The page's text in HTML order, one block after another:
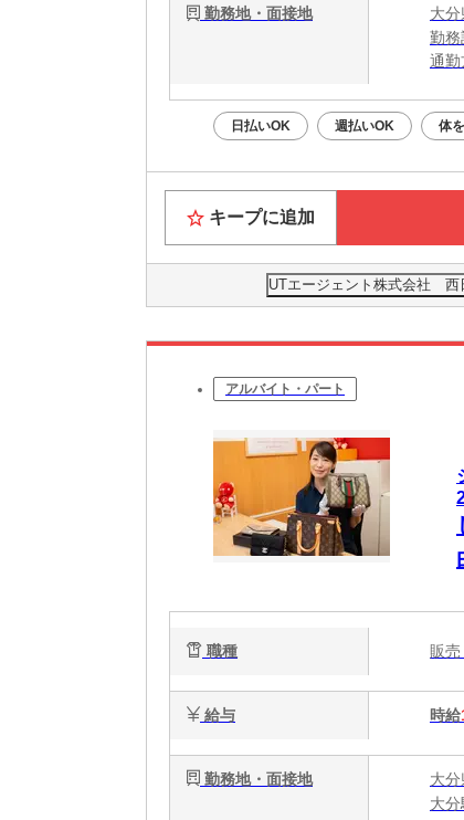
勤務地・面接地
大
勤務
通勤
※構
日払いOK 週払いOK 体
キープに追加
UTエージェント株式会社 西
アルバイト・パート
職種 販
給与 時給
勤務地・面接地
大
大